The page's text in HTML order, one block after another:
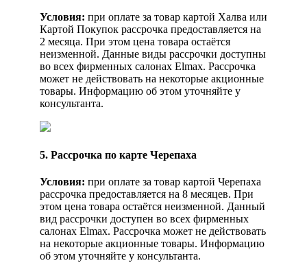
Условия: при оплате за товар картой Халва или
Картой Покупок рассрочка предоставляется на
2 месяца. При этом цена товара остаётся
неизменной. Данные виды рассрочки доступны
во всех фирменных салонах Elmax. Рассрочка
может не действовать на некоторые акционные
товары. Информацию об этом уточняйте у
консультанта.
5. Рассрочка по карте Черепаха
Условия: при оплате за товар картой Черепаха
рассрочка предоставляется на 8 месяцев. При
этом цена товара остаётся неизменной. Данный
вид рассрочки доступен во всех фирменных
салонах Elmax. Рассрочка может не действовать
на некоторые акционные товары. Информацию
об этом уточняйте у консультанта.